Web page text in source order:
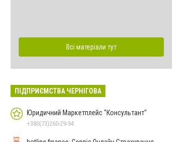
Всі матеріали тут
ПІДПРИЄМСТВА ЧЕРНІГОВА
Юридичний Маркетплейс "Консультант"
+380(73)260-29-94